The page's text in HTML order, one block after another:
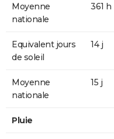
Moyenne
nationale
361 h
Equivalent jours
de soleil
14 j
Moyenne
nationale
15 j
Pluie